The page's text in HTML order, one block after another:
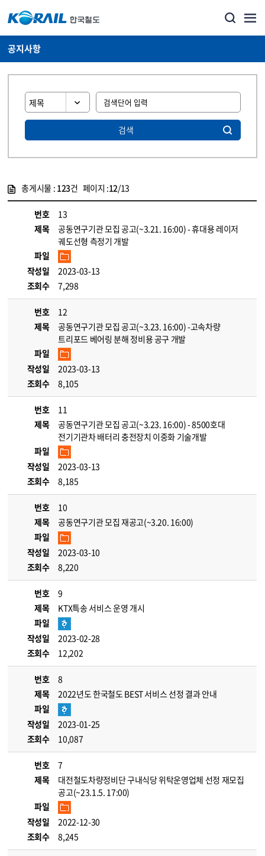
공지사항
검색
총게시물 : 123건 페이지 :12/13
번호
13
제목
공동연구기관 모집 공고(~3.21. 16:00) - 휴대용 레이저
궤도선형 측정기 개발
파일
작성일
2023-03-13
조회수
7,298
번호
12
제목
공동연구기관 모집 공고(~3.23. 16:00) -고속차량
트리포드 베어링 분해 정비용 공구 개발
파일
작성일
2023-03-13
조회수
8,105
번호
11
제목
공동연구기관 모집 공고(~3.23. 16:00) - 8500호대
전기기관차 배터리 충전장치 이중화 기술개발
파일
작성일
2023-03-13
조회수
8,185
번호
10
제목
공동연구기관 모집 재공고(~3.20. 16:00)
파일
작성일
2023-03-10
조회수
8,220
번호
9
제목
KTX특송 서비스 운영 개시
파일
작성일
2023-02-28
조회수
12,202
번호
8
제목
2022년도 한국철도 BEST 서비스 선정 결과 안내
파일
작성일
2023-01-25
조회수
10,087
번호
7
제목
대전철도차량정비단 구내식당 위탁운영업체 선정 재모집
공고(~23.1.5. 17:00)
파일
작성일
2022-12-30
조회수
8,245